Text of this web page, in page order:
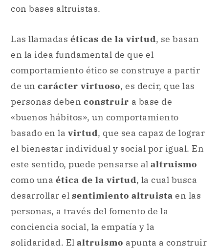
con bases altruistas.
Las llamadas éticas de la virtud, se basan
en la idea fundamental de que el
comportamiento ético se construye a partir
de un carácter virtuoso, es decir, que las
personas deben construir a base de
«buenos hábitos», un comportamiento
basado en la virtud, que sea capaz de lograr
el bienestar individual y social por igual. En
este sentido, puede pensarse al altruismo
como una ética de la virtud, la cual busca
desarrollar el sentimiento altruista en las
personas, a través del fomento de la
conciencia social, la empatía y la
solidaridad. El altruismo apunta a construir